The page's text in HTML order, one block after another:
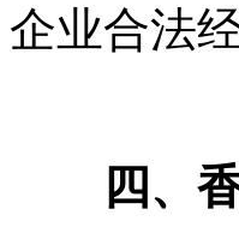
企业合法
四、香